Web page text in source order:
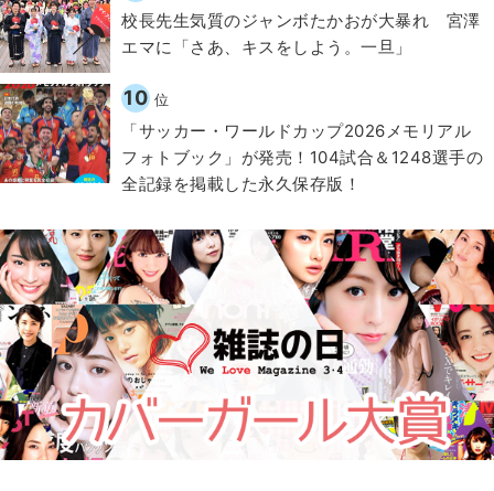
校長先生気質のジャンボたかおが大暴れ 宮澤
エマに「さあ、キスをしよう。一旦」
10 位
「サッカー・ワールドカップ2026メモリアル
フォトブック」が発売！104試合＆1248選手の
全記録を掲載した永久保存版！